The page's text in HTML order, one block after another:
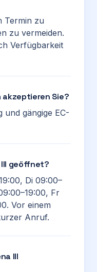
Termin zu
zu vermeiden.
Verfügbarkeit
Sie?
gängige EC-
geöffnet?
Di 09:00–
Fr
Vor einem
Anruf.
III